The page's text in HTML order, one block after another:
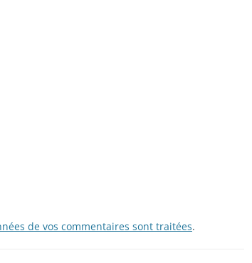
de vos commentaires sont traitées.